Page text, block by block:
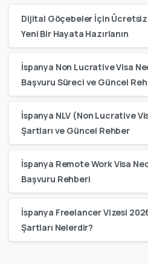
Dijital Göçebeler İçin Ücretsiz
Yeni Bir Hayata Hazırlanın
İspanya Non Lucrative Visa
Başvuru Süreci ve Güncel
İspanya NLV (Non Lucrative
Şartları ve Güncel Rehber
İspanya Remote Work Visa
Başvuru Rehberi
İspanya Freelancer Vizesi
Şartları Nelerdir?